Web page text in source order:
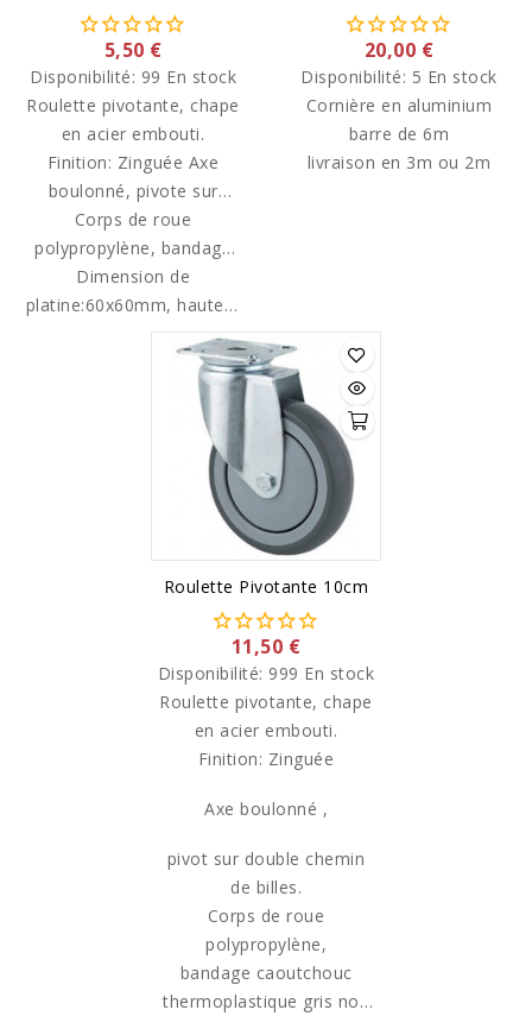
5,50 €
Disponibilité: 99 En stock
Roulette pivotante, chape
en acier embouti.
Finition: Zinguée Axe
boulonné, pivote sur
double chemin de billes.
Corps de roue
polypropylène, bandage
polyuréthane.
Dimension de
platine:60x60mm, hauteur
70mm
20,00 €
Disponibilité: 5 En stock
Cornière en aluminium
barre de 6m
livraison en 3m ou 2m
Roulette Pivotante 10cm
11,50 €
Disponibilité: 999 En stock
Roulette pivotante, chape
en acier embouti.
Finition: Zinguée
Axe boulonné ,
pivot sur double chemin
de billes.
Corps de roue
polypropylène,
bandage caoutchouc
thermoplastique gris non